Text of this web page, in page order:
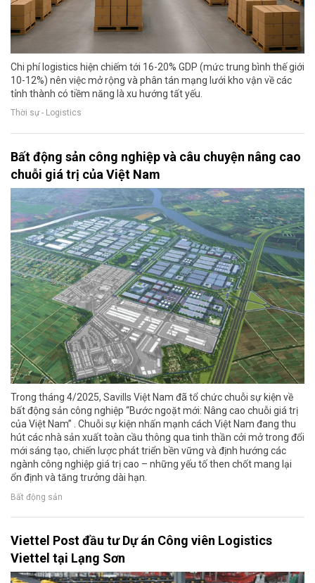
Chi phí logistics hiện chiếm tới 16-20% GDP (mức trung bình thế giới
10-12%) nên việc mở rộng và phân tán mạng lưới kho vận về các
tỉnh thành có tiềm năng là xu hướng tất yếu.
Thời sự - Logistics
Bất động sản công nghiệp và câu chuyện nâng cao
chuỗi giá trị của Việt Nam
Trong tháng 4/2025, Savills Việt Nam đã tổ chức chuỗi sự kiện về
bất động sản công nghiệp “Bước ngoặt mới: Nâng cao chuỗi giá trị
của Việt Nam” . Chuỗi sự kiện nhấn mạnh cách Việt Nam đang thu
hút các nhà sản xuất toàn cầu thông qua tinh thần cởi mở trong đổi
mới sáng tạo, chiến lược phát triển bền vững và định hướng các
ngành công nghiệp giá trị cao – những yếu tố then chốt mang lại
ổn định và tăng trưởng dài hạn.
Bất động sản
Viettel Post đầu tư Dự án Công viên Logistics
Viettel tại Lạng Sơn